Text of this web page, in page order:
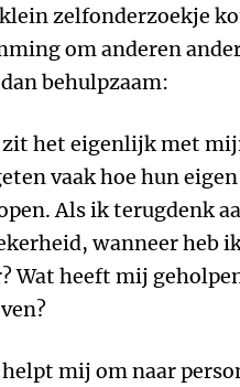
zelfonderzoekje
om anderen
behulpzaam:
zit het eigenlijk met
vaak hoe hun
Als ik terugdenk
wanneer heb
Wat heeft mij
mij om naar